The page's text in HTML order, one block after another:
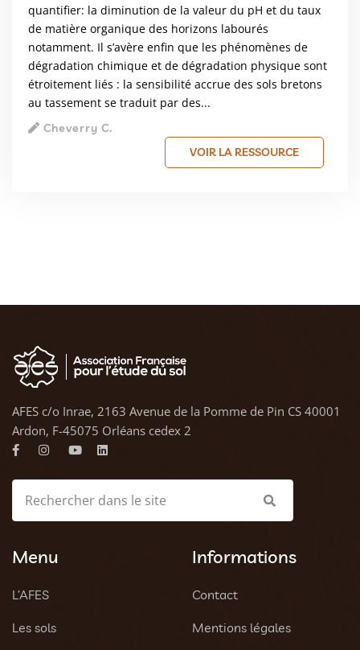
quantifier: la diminution de la valeur du pH et du taux
de matière organique des horizons labourés
notamment. Il s’avère enfin que les phénomènes de
dégradation chimique et de dégradation physique sont
étroitement liés : la sensibilité accrue des sols bretons
au tassement se traduit par des...
Cheverry C.
VOIR LA RESSOURCE
AFES c/o Inrae, 2163 Avenue de la Pomme de Pin CS 40001
Ardon, F-45075 Orléans cedex 2
Menu
L’AFES
Les sols
Informations
Contact
Mentions légales